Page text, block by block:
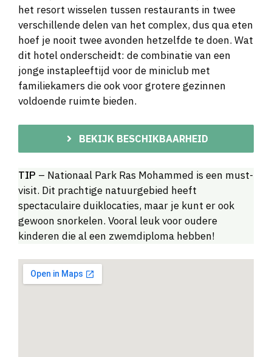
het resort wisselen tussen restaurants in twee
verschillende delen van het complex, dus qua eten
hoef je nooit twee avonden hetzelfde te doen. Wat
dit hotel onderscheidt: de combinatie van een
jonge instapleeftijd voor de miniclub met
familiekamers die ook voor grotere gezinnen
voldoende ruimte bieden.
BEKIJK BESCHIKBAARHEID
TIP – Nationaal Park Ras Mohammed is een must-
visit. Dit prachtige natuurgebied heeft
spectaculaire duiklocaties, maar je kunt er ook
gewoon snorkelen. Vooral leuk voor oudere
kinderen die al een zwemdiploma hebben!